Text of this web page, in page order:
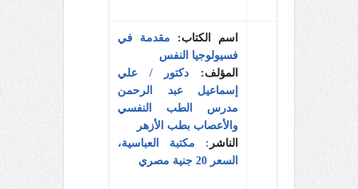
اسم الكتاب: مقدمة في
فسيولوجيا النفس
المؤلف: دكتور / علي
إسماعيل عبد الرحمن
مدرس الطب النفسي
والأعصاب بطب الأزهر
الناشر : مكتبة العباسية،
السعر 20 جنية مصري